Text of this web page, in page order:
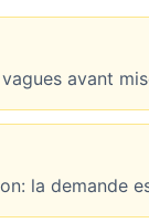
avant
la demande